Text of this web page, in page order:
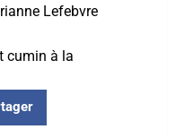
Lefebvre